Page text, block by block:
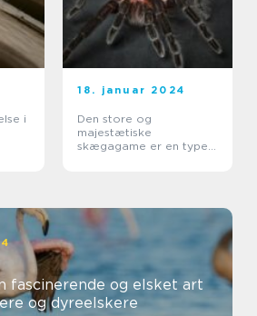
i
18. januar 2024
Den store og
majestætiske
skægagame er en type
fascinerende og elsket art
og dyreelskere